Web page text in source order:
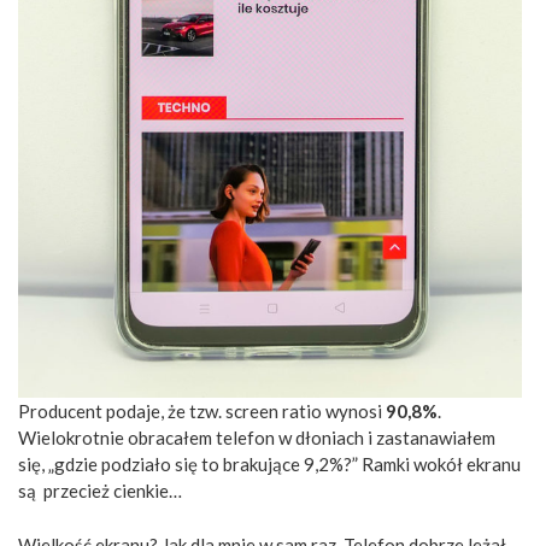
Producent podaje, że tzw. screen ratio wynosi 90,8%.
Wielokrotnie obracałem telefon w dłoniach i zastanawiałem
się, „gdzie podziało się to brakujące 9,2%?” Ramki wokół ekranu
są przecież cienkie…